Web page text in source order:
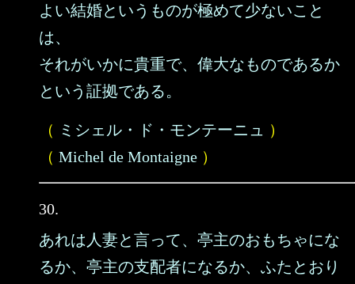
よい結婚というものが極めて少ないこと
は、
それがいかに貴重で、偉大なものであるか
という証拠である。
（ ミシェル・ド・モンテーニュ
）
（ Michel de Montaigne ）
30.
あれは人妻と言って、亭主のおもちゃにな
るか、亭主の支配者になるか、ふたとおり